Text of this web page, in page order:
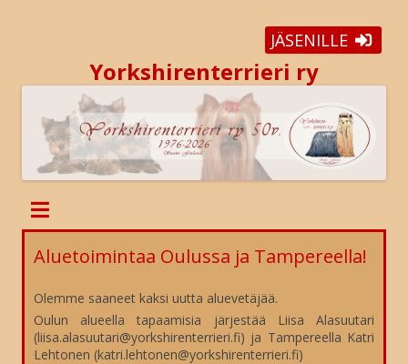
JÄSENILLE
Yorkshirenterrieri ry
Aluetoimintaa Oulussa ja Tampereella!
Olemme saaneet kaksi uutta aluevetäjää.
Oulun alueella tapaamisia järjestää Liisa Alasuutari
(liisa.alasuutari@yorkshirenterrieri.fi) ja Tampereella Katri
Lehtonen (katri.lehtonen@yorkshirenterrieri.fi)